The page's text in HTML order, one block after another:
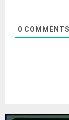
0 COMMENTS